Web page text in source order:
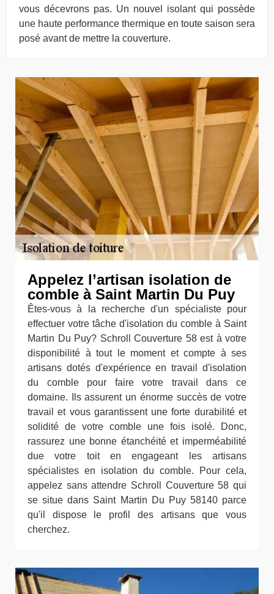
vous décevrons pas. Un nouvel isolant qui possède
une haute performance thermique en toute saison sera
posé avant de mettre la couverture.
Appelez l’artisan isolation de
comble à Saint Martin Du Puy
Êtes-vous à la recherche d'un spécialiste pour
effectuer votre tâche d'isolation du comble à Saint
Martin Du Puy? Schroll Couverture 58 est à votre
disponibilité à tout le moment et compte à ses
artisans dotés d'expérience en travail d'isolation
du comble pour faire votre travail dans ce
domaine. Ils assurent un énorme succès de votre
travail et vous garantissent une forte durabilité et
solidité de votre comble une fois isolé. Donc,
rassurez une bonne étanchéité et imperméabilité
due votre toit en engageant les artisans
spécialistes en isolation du comble. Pour cela,
appelez sans attendre Schroll Couverture 58 qui
se situe dans Saint Martin Du Puy 58140 parce
qu'il dispose le profil des artisans que vous
cherchez.